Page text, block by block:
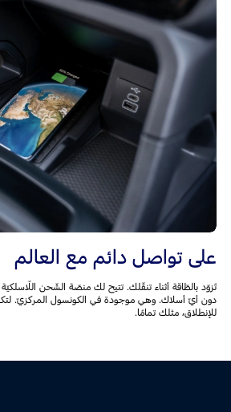
على تواصل دائم مع العالم
تَزوّد بالطّاقة أثناء تنقّلك. تتيح لك منصّة الشّحن
دون أيّ أسلاك. وهي موجودة في الكونسول المركزيّ.
للإنطلاق، مثلك تمامًا.